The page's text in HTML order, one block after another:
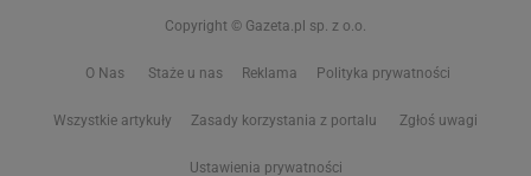
Copyright © Gazeta.pl sp. z o.o.
O Nas Staże u nas Reklama Polityka prywatności
Wszystkie artykuły Zasady korzystania z portalu Zgłoś uwagi
Ustawienia prywatności